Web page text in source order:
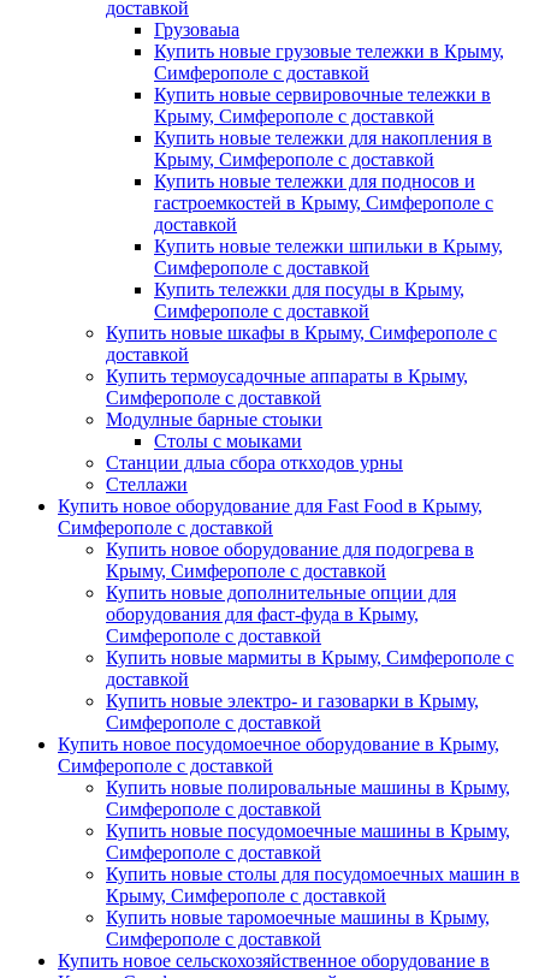
доставкой
Грузоваыа
Купить новые грузовые тележки в Крыму,
Симферополе с доставкой
Купить новые сервировочные тележки в
Крыму, Симферополе с доставкой
Купить новые тележки для накопления в
Крыму, Симферополе с доставкой
Купить новые тележки для подносов и
гастроемкостей в Крыму, Симферополе с
доставкой
Купить новые тележки шпильки в Крыму,
Симферополе с доставкой
Купить тележки для посуды в Крыму,
Симферополе с доставкой
Купить новые шкафы в Крыму, Симферополе с
доставкой
Купить термоусадочные аппараты в Крыму,
Симферополе с доставкой
Модулные барные стоыки
Столы с моыками
Станции длыа сбора откходов урны
Стеллажи
Купить новое оборудование для Fast Food в Крыму,
Симферополе с доставкой
Купить новое оборудование для подогрева в
Крыму, Симферополе с доставкой
Купить новые дополнительные опции для
оборудования для фаст-фуда в Крыму,
Симферополе с доставкой
Купить новые мармиты в Крыму, Симферополе с
доставкой
Купить новые электро- и газоварки в Крыму,
Симферополе с доставкой
Купить новое посудомоечное оборудование в Крыму,
Симферополе с доставкой
Купить новые полировальные машины в Крыму,
Симферополе с доставкой
Купить новые посудомоечные машины в Крыму,
Симферополе с доставкой
Купить новые столы для посудомоечных машин в
Крыму, Симферополе с доставкой
Купить новые таромоечные машины в Крыму,
Симферополе с доставкой
Купить новое сельскохозяйственное оборудование в